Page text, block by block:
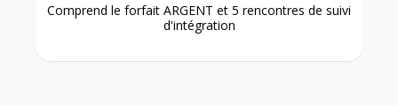
Comprend le forfait ARGENT et 5 rencontres de suivi
d'intégration